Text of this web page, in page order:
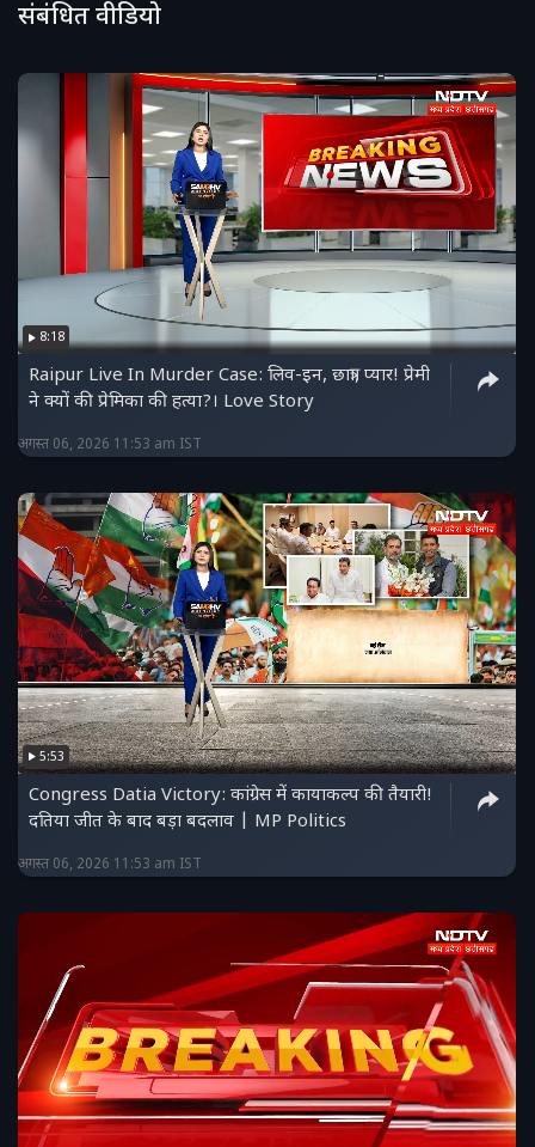
संबंधित वीडियो
8:18
Raipur Live In Murder Case: लिव-इन, छात्रा, प्यार! प्रेमी
ने क्यों की प्रेमिका की हत्या?। Love Story
अगस्त 06, 2026 11:53 am IST
5:53
Congress Datia Victory: कांग्रेस में कायाकल्प की तैयारी!
दतिया जीत के बाद बड़ा बदलाव | MP Politics
अगस्त 06, 2026 11:53 am IST